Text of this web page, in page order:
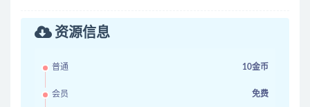
资源信息
普通 10金币
会员 免费